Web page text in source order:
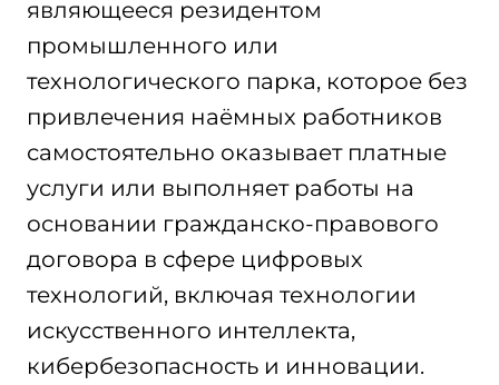
являющееся резидентом
промышленного или
технологического парка, которое без
привлечения наёмных работников
самостоятельно оказывает платные
услуги или выполняет работы на
основании гражданско-правового
договора в сфере цифровых
технологий, включая технологии
искусственного интеллекта,
кибербезопасность и инновации.